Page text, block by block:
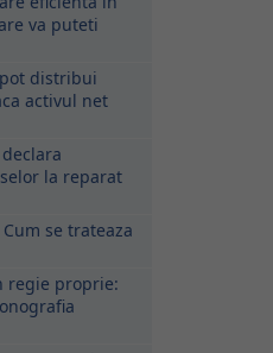
va puteti
distribui
activul net
la reparat
se trateaza
regie proprie: